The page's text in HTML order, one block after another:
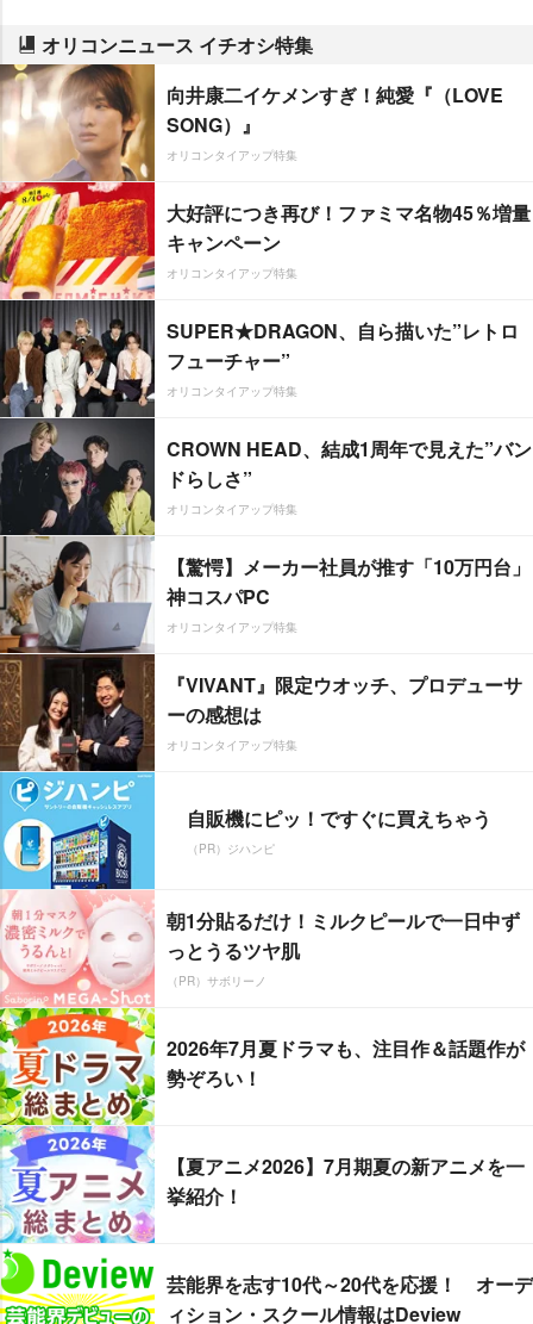
オリコンニュース イチオシ特集
向井康二イケメンすぎ！純愛『（LOVE
SONG）』
オリコンタイアップ特集
大好評につき再び！ファミマ名物45％増量
キャンペーン
オリコンタイアップ特集
SUPER★DRAGON、自ら描いた”レトロ
フューチャー”
オリコンタイアップ特集
CROWN HEAD、結成1周年で見えた”バン
ドらしさ”
オリコンタイアップ特集
【驚愕】メーカー社員が推す「10万円台」
神コスパPC
オリコンタイアップ特集
『VIVANT』限定ウオッチ、プロデューサ
ーの感想は
オリコンタイアップ特集
自販機にピッ！ですぐに買えちゃう
（PR）ジハンピ
朝1分貼るだけ！ミルクピールで一日中ず
っとうるツヤ肌
（PR）サボリーノ
2026年7月夏ドラマも、注目作＆話題作が
勢ぞろい！
【夏アニメ2026】7月期夏の新アニメを一
挙紹介！
芸能界を志す10代～20代を応援！ オーデ
ィション・スクール情報はDeview